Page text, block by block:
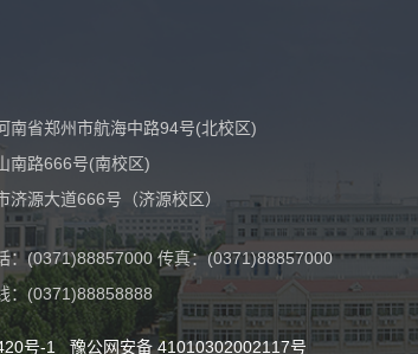
南省郑州市航海中路94号(北校区)
南路666号(南校区)
济源大道666号（济源校区）
：(0371)88857000 传真：(0371)88857000
：(0371)88858888
号-1 豫公网安备 41010302002117号